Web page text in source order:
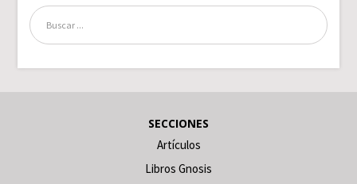
SECCIONES
Artículos
Libros Gnosis